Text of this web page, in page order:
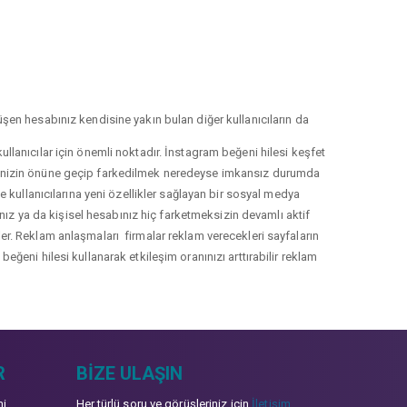
hesabınız kendisine yakın bulan diğer kullanıcıların da
için önemli noktadır. İnstagram beğeni hilesi keşfet
önüne geçip farkedilmek neredeyse imkansız durumda
yeni özellikler sağlayan bir sosyal medya
ya da kişisel hesabınız hiç farketmeksizin devamlı aktif
Reklam anlaşmaları firmalar reklam verecekleri sayfaların
hilesi kullanarak etkileşim oranınızı arttırabilir reklam
BIZE ULAŞIN
Her türlü soru ve görüşleriniz için İletişim